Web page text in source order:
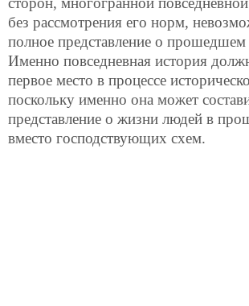
без рассмотрения его норм,
полное представление о прошедшем
Именно повседневная история
первое место в процессе
поскольку именно она может
представление о жизни людей в
вместо господствующих схем.